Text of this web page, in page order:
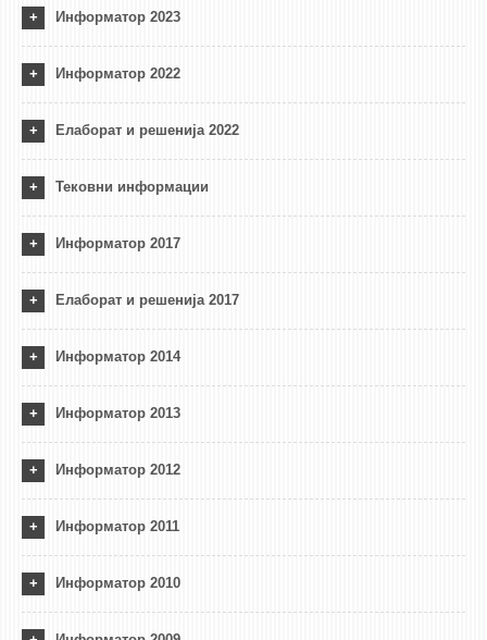
CIRASIM
ENERGET
AIR QUALITY MODELLING
АКТИ
ИНФОРМАЦИИ ОД ЈАВЕН КАРАКТЕР
АНКЕТИ И САМОЕВАЛУАЦИИ
ЗАВРШНИ СМЕТКИ
ТЕЛЕФОНСКИ ИМЕНИК
ALUMNI MFS
ИЗВЕСТУВАЊА
РЕДОВНИ ПРОФ.
ВОНРЕДНИ ПРОФ.
Информатор 2023
Информатор 2022
Елаборат и решенија 2022
Тековни информации
Информатор 2017
Елаборат и решенија 2017
Информатор 2014
Информатор 2013
Информатор 2012
Информатор 2011
Информатор 2010